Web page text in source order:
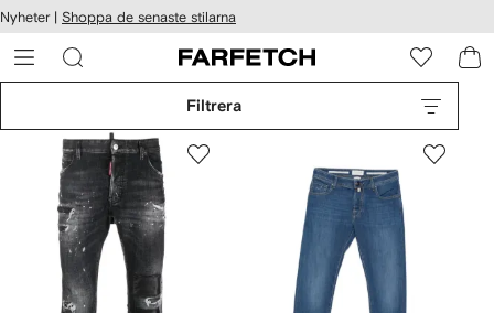
till
Nyheter | Shoppa de senaste stilarna
Filtrera